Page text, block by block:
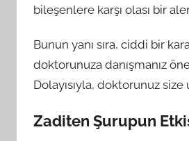
bileşenlere karşı olası bir
Bunun yanı sıra, ciddi bir
doktorunuza danışmanız
Dolayısıyla, doktorunuz
Zaditen Şurupun